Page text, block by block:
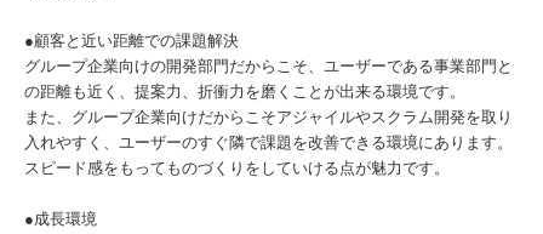
●顧客と近い距離での課題解決​
グループ企業向けの開発部門だからこそ、ユーザーである事業部門と
の距離も近く、提案力、折衝力を磨くことが出来る環境です。​
また、グループ企業向けだからこそアジャイルやスクラム開発を取り
入れやすく、ユーザーのすぐ隣で課題を改善できる環境にあります。
スピード感をもってものづくりをしていける点が魅力です。​
●成長環境